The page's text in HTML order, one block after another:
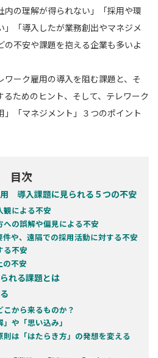
内の理解が得られない」「採用や環
「導入したが業務創出やマネジメ
の不安や課題を抱える企業も多いよ
ワーク雇用の導入を阻む課題と、そ
ためのヒント、そして、テレワーク
」「マネジメント」３つのポイント
目次
導入課題に見られる５つの不安
観による不安
への誤解や偏見による不安
や、遠隔での採用活動に対する不安
る不安
の不安
れる課題とは
から来るものか？
や「思い込み」
則は「はたらき方」の発想を変える